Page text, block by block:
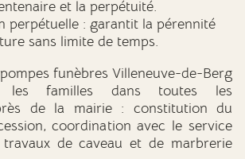
et la perpétuité.
perpétuelle : garantit la pérennité
sans limite de temps.
funèbres Villeneuve-de-Berg
les familles dans toutes les
de la mairie : constitution du
coordination avec le service
travaux de caveau et de marbrerie